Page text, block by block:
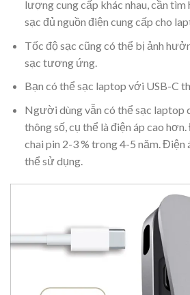
lượng cung cấp khác nhau, cần
sạc đủ nguồn điện cung cấp cho
Tốc độ sạc cũng có thể bị ảnh
sạc tương ứng.
Bạn có thể sạc laptop với USB-C
Người dùng vẫn có thể sạc laptop
thông số, cụ thể là điện áp cao
chai pin 2-3 % trong 4-5 năm. Điện
thể sử dụng.